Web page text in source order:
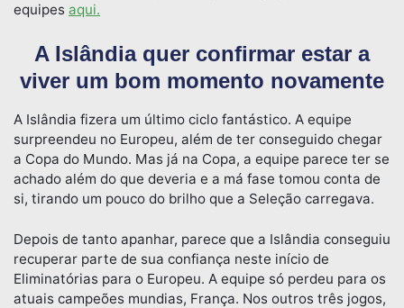
equipes aqui.
A Islândia quer confirmar estar a
viver um bom momento novamente
A Islândia fizera um último ciclo fantástico. A equipe
surpreendeu no Europeu, além de ter conseguido chegar
a Copa do Mundo. Mas já na Copa, a equipe parece ter se
achado além do que deveria e a má fase tomou conta de
si, tirando um pouco do brilho que a Seleção carregava.
Depois de tanto apanhar, parece que a Islândia conseguiu
recuperar parte de sua confiança neste início de
Eliminatórias para o Europeu. A equipe só perdeu para os
atuais campeões mundias, França. Nos outros três jogos,